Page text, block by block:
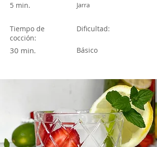
5 min.
Tiempo de
cocción:
30 min.
Jarra
Dificultad:
Básico